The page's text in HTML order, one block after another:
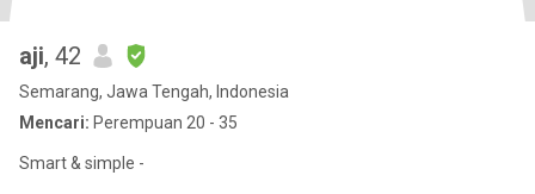
aji, 42
Semarang, Jawa Tengah, Indonesia
Mencari: Perempuan 20 - 35
Smart & simple -